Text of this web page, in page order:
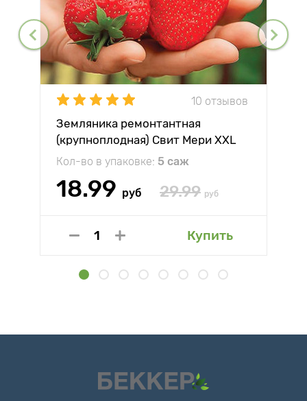
10 отзывов
Земляника ремонтантная
(крупноплодная) Свит Мери XXL
Кол-во в упаковке: 5 саж
18.99 руб 29.99 руб
Купить